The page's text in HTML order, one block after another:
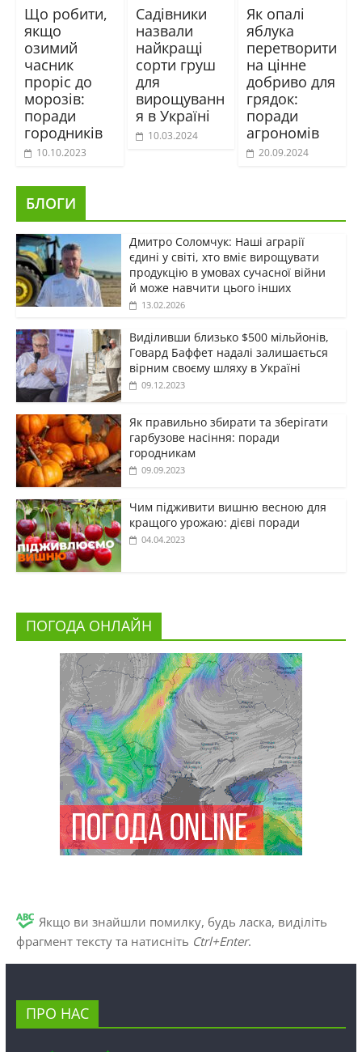
Що робити,
якщо
озимий
часник
проріс до
морозів:
поради
городників
10.10.2023
Садівники
назвали
найкращі
сорти груш
для
вирощуванн
я в Україні
10.03.2024
Як опалі
яблука
перетворити
на цінне
добриво для
грядок:
поради
агрономів
20.09.2024
БЛОГИ
Дмитро Соломчук: Наші аграрії
єдині у світі, хто вміє вирощувати
продукцію в умовах сучасної війни
й може навчити цього інших
13.02.2026
Виділивши близько $500 мільйонів,
Говард Баффет надалі залишається
вірним своєму шляху в Україні
09.12.2023
Як правильно збирати та зберігати
гарбузове насіння: поради
городникам
09.09.2023
Чим підживити вишню весною для
кращого урожаю: дієві поради
04.04.2023
ПОГОДА ОНЛАЙН
Якщо ви знайшли помилку, будь ласка, виділіть
фрагмент тексту та натисніть Ctrl+Enter.
ПРО НАС